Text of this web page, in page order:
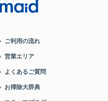
ご利用の流れ
営業エリア
よくあるご質問
お掃除大辞典